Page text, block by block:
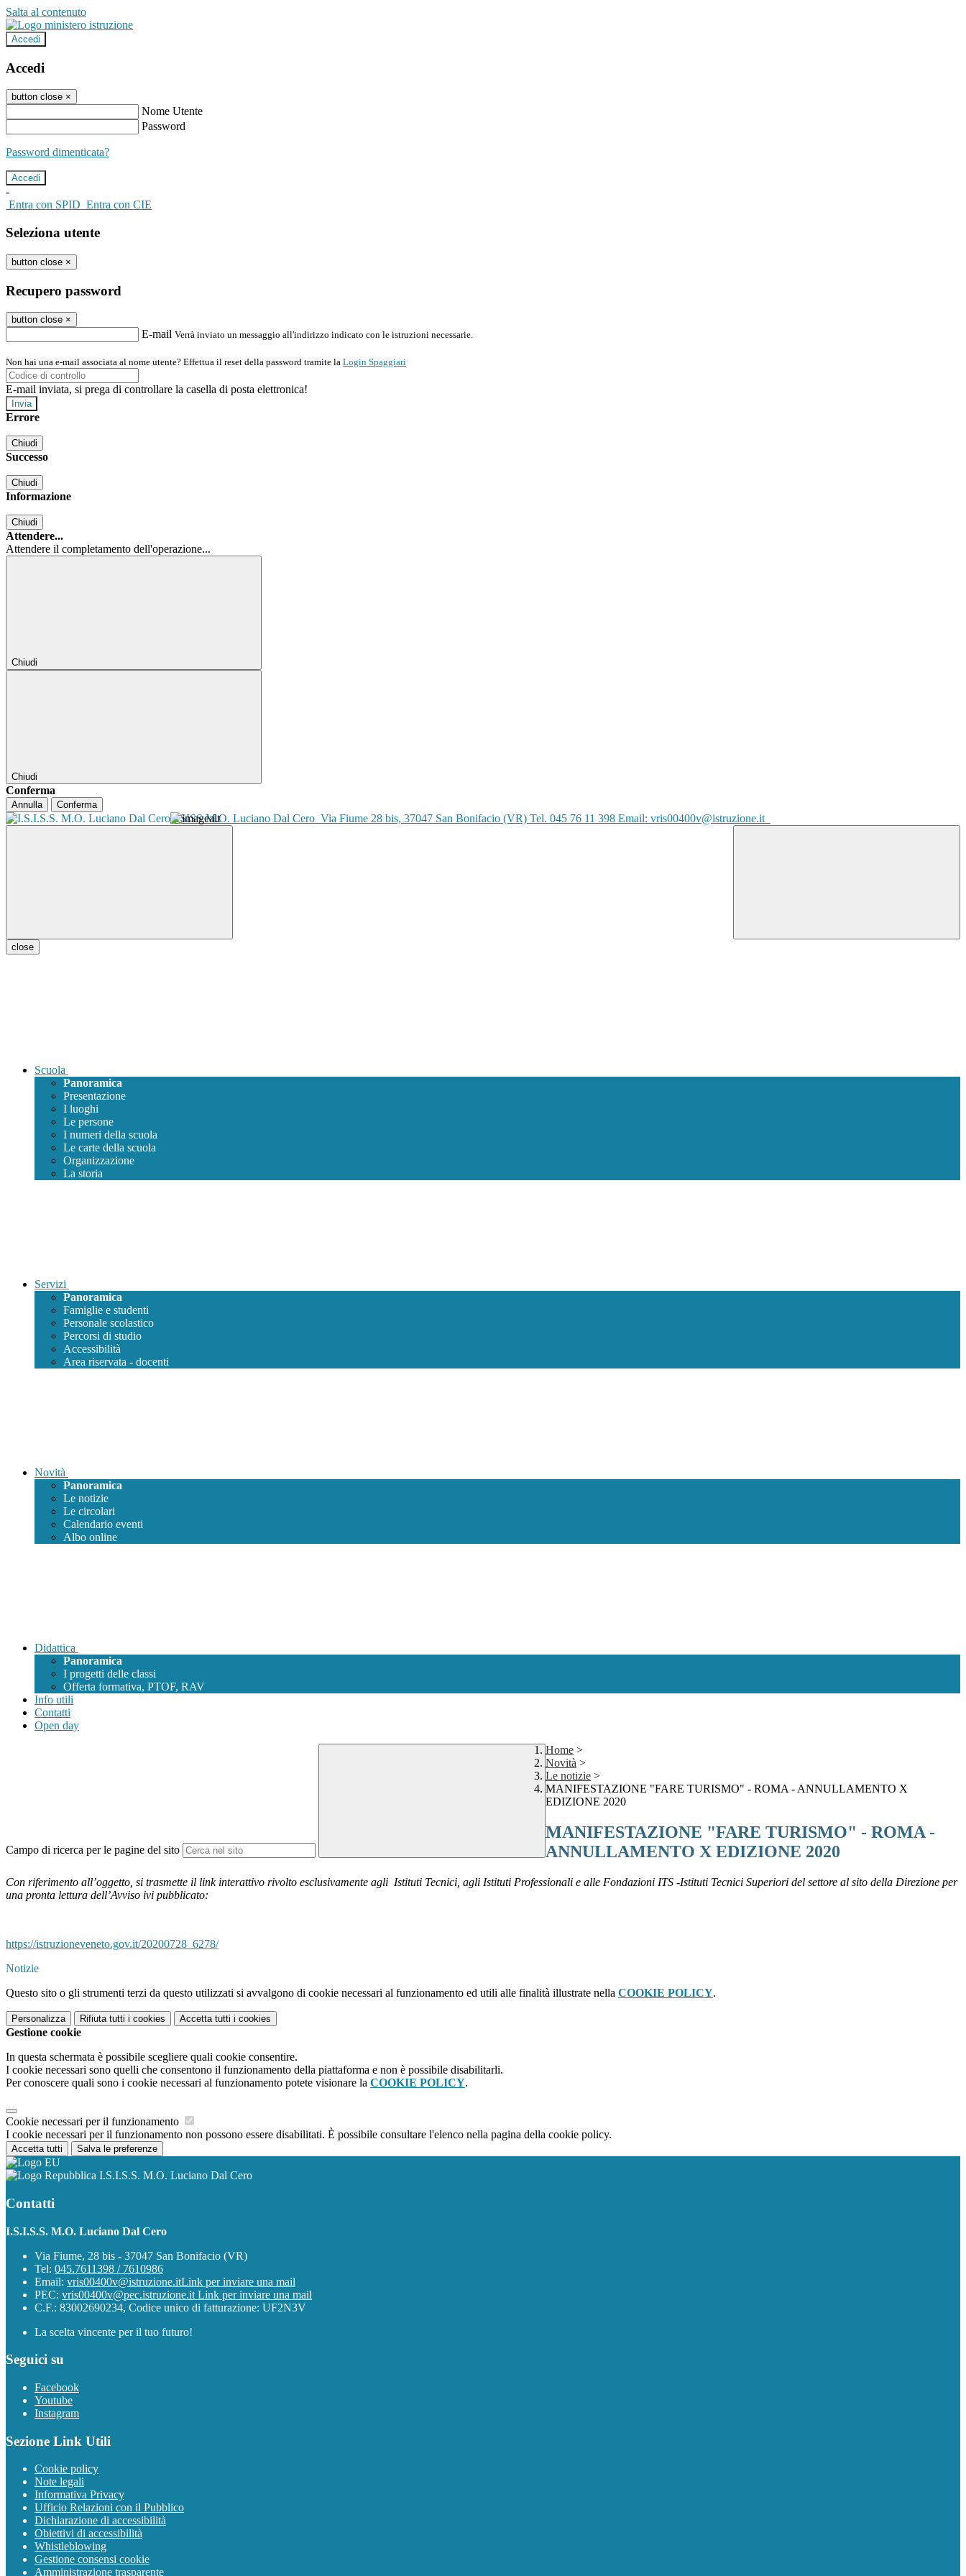
Salta al contenuto
Accedi
Accedi
button close ×
Nome Utente
Password
Password dimenticata?
-
Entra con SPID Entra con CIE
Seleziona utente
button close ×
Recupero password
button close ×
E-mail Verrà inviato un messaggio all'indirizzo indicato con le istruzioni necessarie.
Non hai una e-mail associata al nome utente? Effettua il reset della password tramite la Login Spaggiari
E-mail inviata, si prega di controllare la casella di posta elettronica!
Errore
Chiudi
Successo
Chiudi
Informazione
Chiudi
Attendere...
Attendere il completamento dell'operazione...
Chiudi
Chiudi
Conferma
Annulla Conferma
ISISS M.O. Luciano Dal Cero Via Fiume 28 bis, 37047 San Bonifacio (VR) Tel. 045 76 11 398 Email: vris00400v@istruzione.it
close
Scuola
Panoramica
Presentazione
I luoghi
Le persone
I numeri della scuola
Le carte della scuola
Organizzazione
La storia
Servizi
Panoramica
Famiglie e studenti
Personale scolastico
Percorsi di studio
Accessibilità
Area riservata - docenti
Novità
Panoramica
Le notizie
Le circolari
Calendario eventi
Albo online
Didattica
Panoramica
I progetti delle classi
Offerta formativa, PTOF, RAV
Info utili
Contatti
Open day
Campo di ricerca per le pagine del sito
Home >
Novità >
Le notizie >
MANIFESTAZIONE "FARE TURISMO" - ROMA - ANNULLAMENTO X
EDIZIONE 2020
MANIFESTAZIONE "FARE TURISMO" - ROMA -
ANNULLAMENTO X EDIZIONE 2020
Con riferimento all’oggetto, si trasmette il link interattivo rivolto esclusivamente agli Istituti Tecnici, agli Istituti Professionali e alle Fondazioni ITS -Istituti Tecnici Superiori del settore al sito della Direzione per
una pronta lettura dell’Avviso ivi pubblicato:
https://istruzioneveneto.gov.it/20200728_6278/
Notizie
Questo sito o gli strumenti terzi da questo utilizzati si avvalgono di cookie necessari al funzionamento ed utili alle finalità illustrate nella COOKIE POLICY.
Personalizza Rifiuta tutti i cookies Accetta tutti i cookies
Gestione cookie
In questa schermata è possibile scegliere quali cookie consentire.
I cookie necessari sono quelli che consentono il funzionamento della piattaforma e non è possibile disabilitarli.
Per conoscere quali sono i cookie necessari al funzionamento potete visionare la COOKIE POLICY.
Cookie necessari per il funzionamento
I cookie necessari per il funzionamento non possono essere disabilitati. È possibile consultare l'elenco nella pagina della cookie policy.
Accetta tutti Salva le preferenze
I.S.I.S.S. M.O. Luciano Dal Cero
Contatti
I.S.I.S.S. M.O. Luciano Dal Cero
Via Fiume, 28 bis - 37047 San Bonifacio (VR)
Tel: 045.7611398 / 7610986
Email: vris00400v@istruzione.itLink per inviare una mail
PEC: vris00400v@pec.istruzione.it Link per inviare una mail
C.F.: 83002690234, Codice unico di fatturazione: UF2N3V
La scelta vincente per il tuo futuro!
Seguici su
Facebook
Youtube
Instagram
Sezione Link Utili
Cookie policy
Note legali
Informativa Privacy
Ufficio Relazioni con il Pubblico
Dichiarazione di accessibilità
Obiettivi di accessibilità
Whistleblowing
Gestione consensi cookie
Amministrazione trasparente